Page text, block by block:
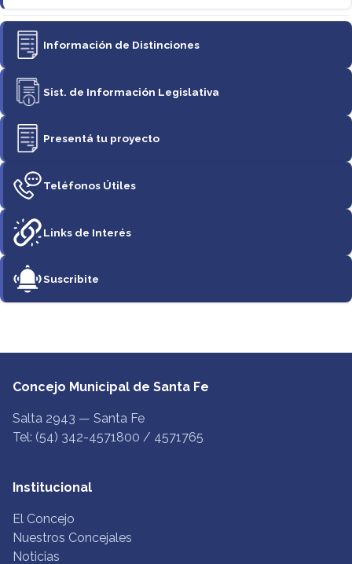
Información de Distinciones
Sist. de Información Legislativa
Presentá tu proyecto
Teléfonos Útiles
Links de Interés
Suscribite
Concejo Municipal de Santa Fe
Salta 2943 — Santa Fe
Tel: (54) 342-4571800 / 4571765
Institucional
El Concejo
Nuestros Concejales
Noticias